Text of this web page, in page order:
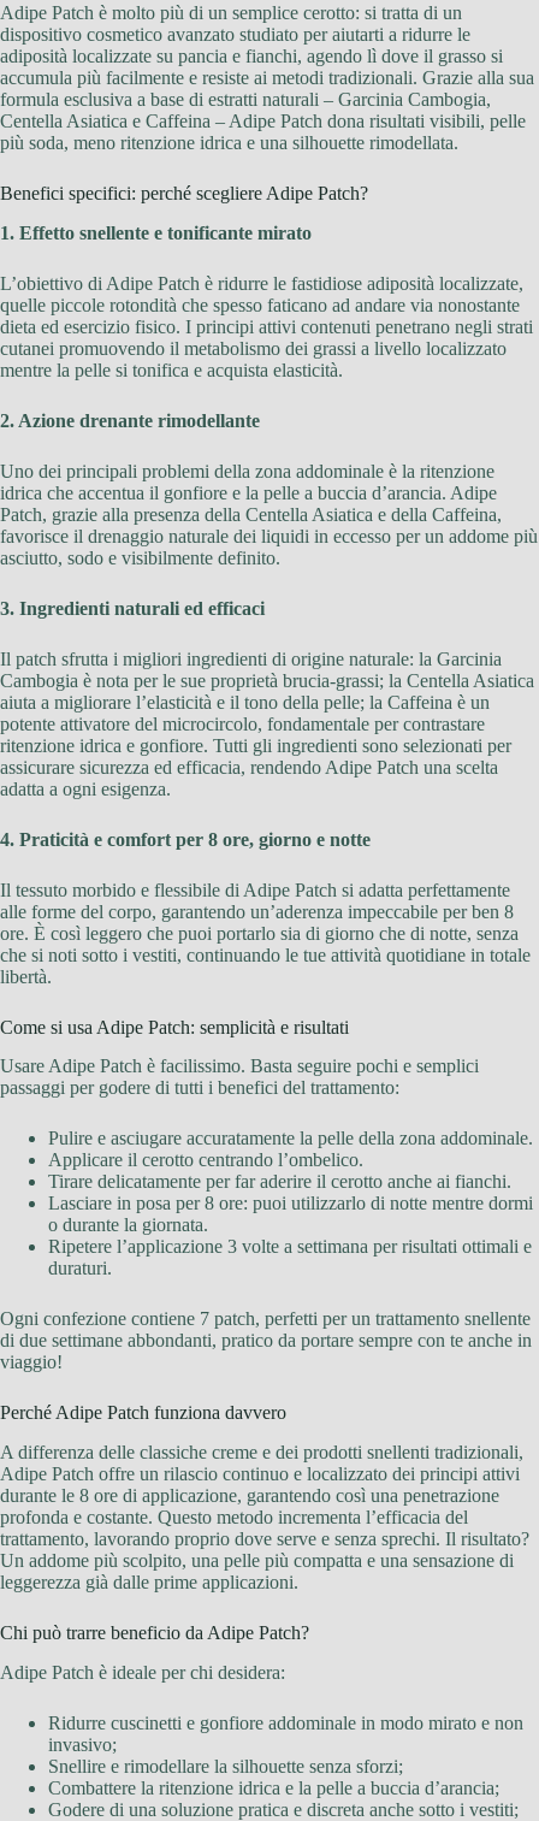
Adipe Patch è molto più di un semplice cerotto: si tratta di un
dispositivo cosmetico avanzato studiato per aiutarti a ridurre le
adiposità localizzate su pancia e fianchi, agendo lì dove il grasso si
accumula più facilmente e resiste ai metodi tradizionali. Grazie alla sua
formula esclusiva a base di estratti naturali – Garcinia Cambogia,
Centella Asiatica e Caffeina – Adipe Patch dona risultati visibili, pelle
più soda, meno ritenzione idrica e una silhouette rimodellata.
Benefici specifici: perché scegliere Adipe Patch?
1. Effetto snellente e tonificante mirato
L’obiettivo di Adipe Patch è ridurre le fastidiose adiposità localizzate,
quelle piccole rotondità che spesso faticano ad andare via nonostante
dieta ed esercizio fisico. I principi attivi contenuti penetrano negli strati
cutanei promuovendo il metabolismo dei grassi a livello localizzato
mentre la pelle si tonifica e acquista elasticità.
2. Azione drenante rimodellante
Uno dei principali problemi della zona addominale è la ritenzione
idrica che accentua il gonfiore e la pelle a buccia d’arancia. Adipe
Patch, grazie alla presenza della Centella Asiatica e della Caffeina,
favorisce il drenaggio naturale dei liquidi in eccesso per un addome più
asciutto, sodo e visibilmente definito.
3. Ingredienti naturali ed efficaci
Il patch sfrutta i migliori ingredienti di origine naturale: la Garcinia
Cambogia è nota per le sue proprietà brucia-grassi; la Centella Asiatica
aiuta a migliorare l’elasticità e il tono della pelle; la Caffeina è un
potente attivatore del microcircolo, fondamentale per contrastare
ritenzione idrica e gonfiore. Tutti gli ingredienti sono selezionati per
assicurare sicurezza ed efficacia, rendendo Adipe Patch una scelta
adatta a ogni esigenza.
4. Praticità e comfort per 8 ore, giorno e notte
Il tessuto morbido e flessibile di Adipe Patch si adatta perfettamente
alle forme del corpo, garantendo un’aderenza impeccabile per ben 8
ore. È così leggero che puoi portarlo sia di giorno che di notte, senza
che si noti sotto i vestiti, continuando le tue attività quotidiane in totale
libertà.
Come si usa Adipe Patch: semplicità e risultati
Usare Adipe Patch è facilissimo. Basta seguire pochi e semplici
passaggi per godere di tutti i benefici del trattamento:
Pulire e asciugare accuratamente la pelle della zona addominale.
Applicare il cerotto centrando l’ombelico.
Tirare delicatamente per far aderire il cerotto anche ai fianchi.
Lasciare in posa per 8 ore: puoi utilizzarlo di notte mentre dormi
o durante la giornata.
Ripetere l’applicazione 3 volte a settimana per risultati ottimali e
duraturi.
Ogni confezione contiene 7 patch, perfetti per un trattamento snellente
di due settimane abbondanti, pratico da portare sempre con te anche in
viaggio!
Perché Adipe Patch funziona davvero
A differenza delle classiche creme e dei prodotti snellenti tradizionali,
Adipe Patch offre un rilascio continuo e localizzato dei principi attivi
durante le 8 ore di applicazione, garantendo così una penetrazione
profonda e costante. Questo metodo incrementa l’efficacia del
trattamento, lavorando proprio dove serve e senza sprechi. Il risultato?
Un addome più scolpito, una pelle più compatta e una sensazione di
leggerezza già dalle prime applicazioni.
Chi può trarre beneficio da Adipe Patch?
Adipe Patch è ideale per chi desidera:
Ridurre cuscinetti e gonfiore addominale in modo mirato e non
invasivo;
Snellire e rimodellare la silhouette senza sforzi;
Combattere la ritenzione idrica e la pelle a buccia d’arancia;
Godere di una soluzione pratica e discreta anche sotto i vestiti;